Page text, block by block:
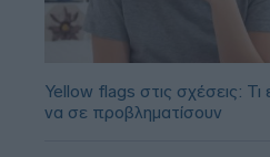
Yellow flags στις σχέσεις: Τι
να σε προβληματίσουν